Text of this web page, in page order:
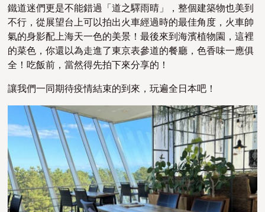
鐵道迷們更是不能錯過「道之驛雨晴」，整個建築物也美到
不行，從展望台上可以拍出火車經過時的最佳角度，火車帥
氣的身影配上海天一色的美景！最後來到海濱植物園，這裡
的菜色，你還以為走進了東京表參道的餐廳，色香味一應俱
全！吃飯前，當然得先拍下來分享的！
讓我們一同期待疫情結束的到來，玩遍全日本吧！